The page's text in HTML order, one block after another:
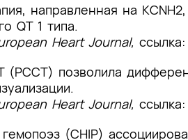
направленная на
QT 1 типа.
Heart Journal, ссылка:
(PCCT) позволила
Heart Journal, ссылка:
(CHIP)